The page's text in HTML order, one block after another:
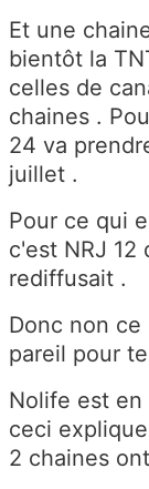
Et une
bientôt la
celles de
chaines .
24 va
juillet .
Pour ce qui
c'est NRJ 12
rediffusait .
Donc non
pareil pour
Nolife est
ceci
2 chaines